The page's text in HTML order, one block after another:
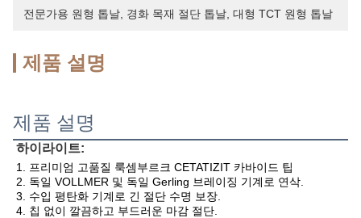
전문가용 원형 톱날 경화 목재 절단 톱날 대형 TCT 원형 톱날
제품 설명
제품 설명
하이라이트:
1. 프리미엄 고품질 룩셈부르크 CETATIZIT 카바이드 팁
2. 독일 VOLLMER 및 독일 Gerling 브레이징 기계로 연삭.
3. 수입 평탄화 기계로 긴 절단 수명 보장.
4. 칩 없이 깔끔하고 부드러운 마감 절단.